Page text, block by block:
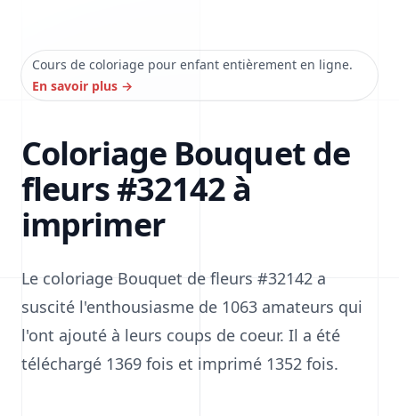
Cours de coloriage pour enfant entièrement en ligne.
En savoir plus →
Coloriage Bouquet de
fleurs #32142 à
imprimer
Le coloriage Bouquet de fleurs #32142 a
suscité l'enthousiasme de 1063 amateurs qui
l'ont ajouté à leurs coups de coeur. Il a été
téléchargé 1369 fois et imprimé 1352 fois.